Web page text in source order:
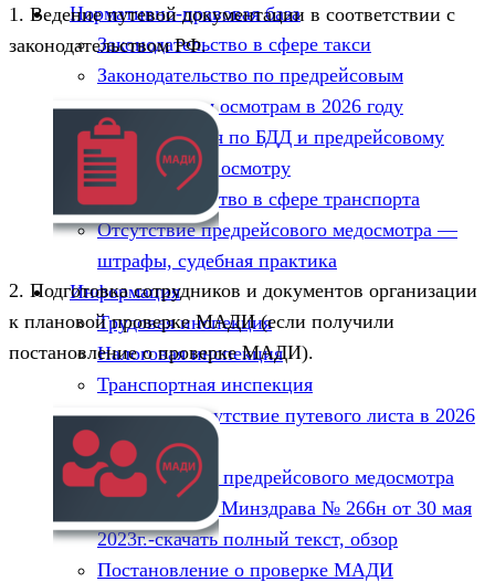
Нормативно-правовая база
Законодательство в сфере такси
Законодательство по предрейсовым
медицинским осмотрам в 2026 году
Энциклопедия по БДД и предрейсовому
техническому осмотру
Законодательство в сфере транспорта
Отсутствие предрейсового медосмотра —
штрафы, судебная практика
Информация
Трудовая инспекция
Налоговая инспекция
Транспортная инспекция
Штраф за отсутствие путевого листа в 2026
году
Новый штамп предрейсового медосмотра
2025г. Приказ Минздрава № 266н от 30 мая
2023г.-скачать полный текст, обзор
Постановление о проверке МАДИ
1. Ведение путевой документации в соответствии с
законодательством РФ.
2. Подготовка сотрудников и документов организации
к плановой проверке МАДИ (если получили
постановление о проверке МАДИ).